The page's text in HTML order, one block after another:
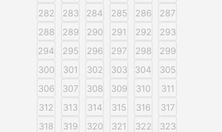
282
283 284 285 286
287
288
289 290 291 292
293
294
295 296 297 298
299
300
301 302 303 304
305
306
307 308 309 310
311
312
313 314 315 316
317
318
319 320 321 322
323